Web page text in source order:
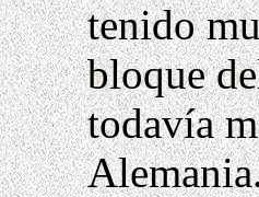
tenido
bloque
todavía